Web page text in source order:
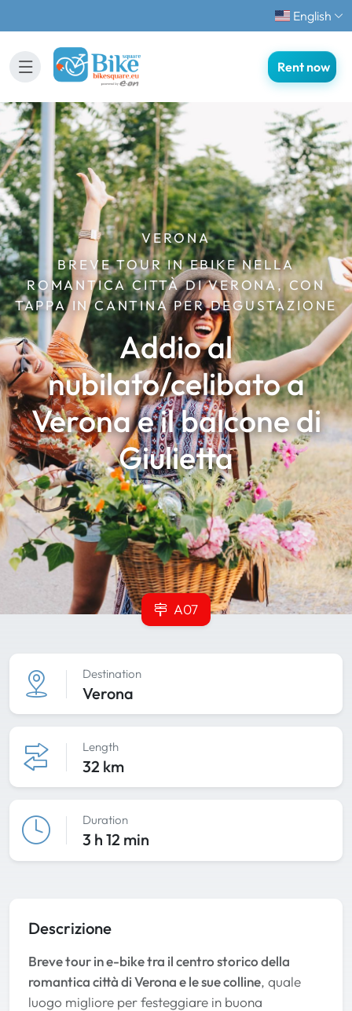
English
Rent now
VERONA
BREVE TOUR IN EBIKE NELLA
ROMANTICA CITTÀ DI VERONA, CON
TAPPA IN CANTINA PER DEGUSTAZIONE
Addio al
nubilato/celibato a
Verona e il balcone di
Giulietta
A07
Destination
Verona
Length
32 km
Duration
3 h 12 min
Descrizione
Breve tour in e-bike tra il centro storico della
romantica città di Verona e le sue colline, quale
luogo migliore per festeggiare in buona